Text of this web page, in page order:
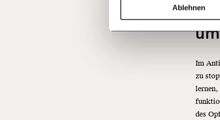
Ablehnen
Im
zu
lernen,
des